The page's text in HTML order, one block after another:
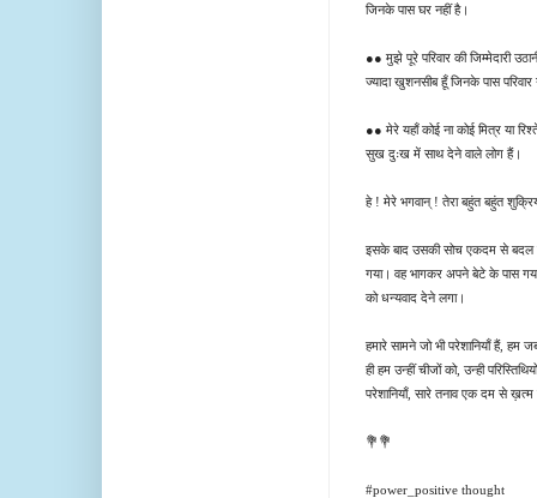
जिनके पास घर नहीं है।
●● मुझे पूरे परिवार की जिम्मेदारी
ज्यादा खुशनसीब हूँ जिनके पास
●● मेरे यहाँ कोई ना कोई मित्र या
सुख दुःख में साथ देने वाले लोग हैं।
हे ! मेरे भगवान् ! तेरा बहुंत बहुंत
इसके बाद उसकी सोच एकदम से बदल
गया। वह भागकर अपने बेटे के पास
को धन्यवाद देने लगा।
हमारे सामने जो भी परेशानियाँ हैं,
ही हम उन्हीं चीजों को, उन्ही
परेशानियाँ, सारे तनाव एक दम से
💐💐
#power_positive thought